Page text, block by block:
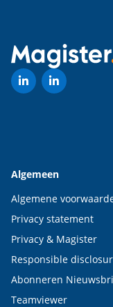
Algemeen
Algemene
Privacy statement
Privacy & Magister
Responsible
Abonneren
Teamviewer